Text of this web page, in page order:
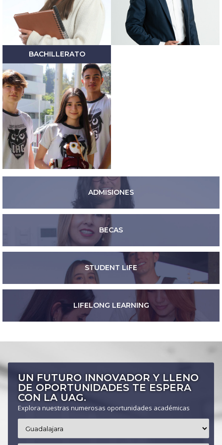
BACHILLERATO
ADMISIONES
BECAS
STUDENT LIFE
LIFELONG LEARNING
UN FUTURO INNOVADOR Y LLENO
DE OPORTUNIDADES TE ESPERA
CON LA UAG.
Explora nuestras numerosas oportunidades académicas